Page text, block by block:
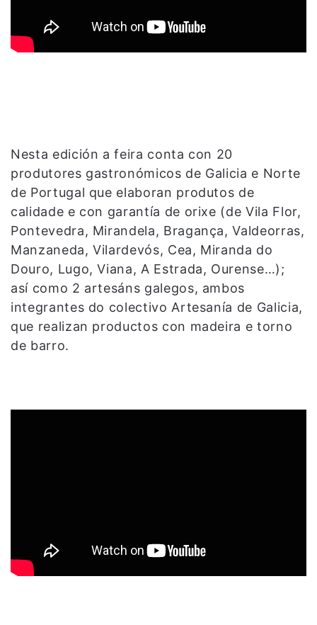
Nesta edición a feira conta con 20
produtores gastronómicos de Galicia e Norte
de Portugal que elaboran produtos de
calidade e con garantía de orixe (de Vila Flor,
Pontevedra, Mirandela, Bragança, Valdeorras,
Manzaneda, Vilardevós, Cea, Miranda do
Douro, Lugo, Viana, A Estrada, Ourense…);
así como 2 artesáns galegos, ambos
integrantes do colectivo Artesanía de Galicia,
que realizan productos con madeira e torno
de barro.